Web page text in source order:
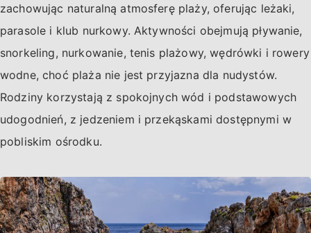
zachowując naturalną atmosferę plaży, oferując leżaki,
parasole i klub nurkowy. Aktywności obejmują pływanie,
snorkeling, nurkowanie, tenis plażowy, wędrówki i rowery
wodne, choć plaża nie jest przyjazna dla nudystów.
Rodziny korzystają z spokojnych wód i podstawowych
udogodnień, z jedzeniem i przekąskami dostępnymi w
pobliskim ośrodku.